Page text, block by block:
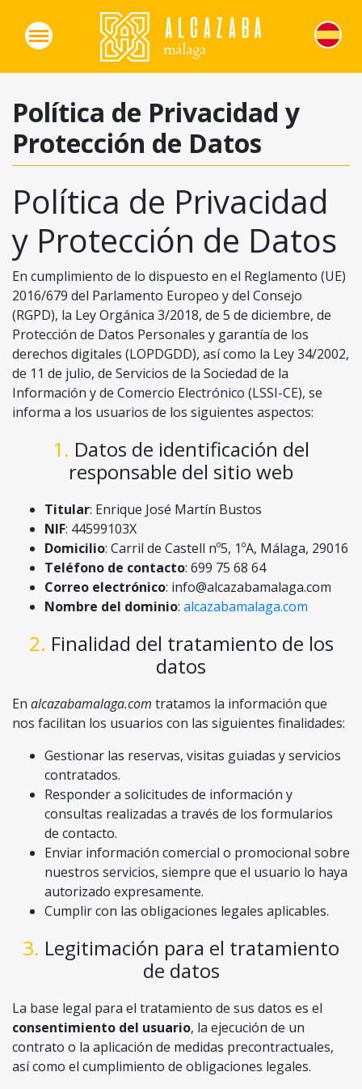
Política de Privacidad y
Protección de Datos
Política de Privacidad
y Protección de Datos
En cumplimiento de lo dispuesto en el Reglamento (UE)
2016/679 del Parlamento Europeo y del Consejo
(RGPD), la Ley Orgánica 3/2018, de 5 de diciembre, de
Protección de Datos Personales y garantía de los
derechos digitales (LOPDGDD), así como la Ley 34/2002,
de 11 de julio, de Servicios de la Sociedad de la
Información y de Comercio Electrónico (LSSI-CE), se
informa a los usuarios de los siguientes aspectos:
1. Datos de identificación del
responsable del sitio web
Titular: Enrique José Martín Bustos
NIF: 44599103X
Domicilio: Carril de Castell nº5, 1ºA, Málaga, 29016
Teléfono de contacto: 699 75 68 64
Correo electrónico: info@alcazabamalaga.com
Nombre del dominio: alcazabamalaga.com
2. Finalidad del tratamiento de los
datos
En alcazabamalaga.com tratamos la información que
nos facilitan los usuarios con las siguientes finalidades:
Gestionar las reservas, visitas guiadas y servicios
contratados.
Responder a solicitudes de información y
consultas realizadas a través de los formularios
de contacto.
Enviar información comercial o promocional sobre
nuestros servicios, siempre que el usuario lo haya
autorizado expresamente.
Cumplir con las obligaciones legales aplicables.
3. Legitimación para el tratamiento
de datos
La base legal para el tratamiento de sus datos es el
consentimiento del usuario, la ejecución de un
contrato o la aplicación de medidas precontractuales,
así como el cumplimiento de obligaciones legales.